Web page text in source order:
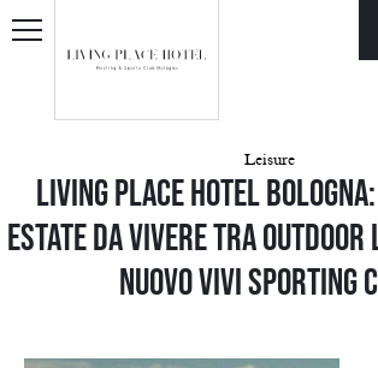
Leisure
Living Place Hotel
estate da vivere tra
nuovo Vivi Sporting